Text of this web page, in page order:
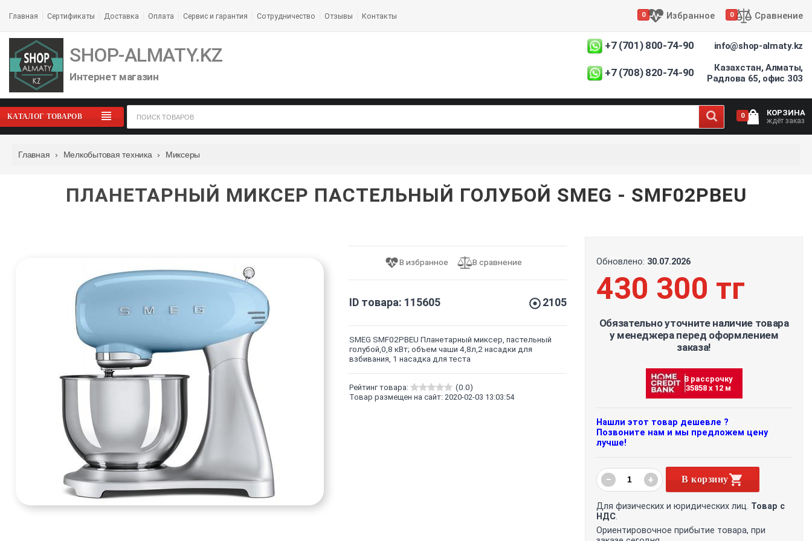
Главная Сертификаты Доставка Оплата Сервис и гарантия Сотрудничество Отзывы Контакты 0 Избранное 0 Сравнение
SHOP-ALMATY.KZ
Интернет магазин
+7 (701) 800-74-90
+7 (708) 820-74-90
info@shop-almaty.kz
Казахстан, Алматы,
Радлова 65, офис 303
КАТАЛОГ ТОВАРОВ 0 КОРЗИНА
ждёт заказ
Главная › Мелкобытовая техника › Миксеры
ПЛАНЕТАРНЫЙ МИКСЕР ПАСТЕЛЬНЫЙ ГОЛУБОЙ SMEG - SMF02PBEU
ID товара: 115605 2105
SMEG SMF02PBEU Планетарный миксер, пастельный
голубой,0,8 кВт; объем чаши 4,8л,2 насадки для
взбивания, 1 насадка для теста
Рейтинг товара:
(0.0)
Товар размещен на сайт: 2020-02-03 13:03:54
Обновлено: 30.07.2026
430 300 тг
Обязательно уточните наличие товара
у менеджера перед оформлением
заказа!
В рассрочку
35858 х 12 м
Нашли этот товар дешевле ?
Позвоните нам и мы предложем цену
лучше!
− + В корзину
Для физических и юридических лиц. Товар с
НДС.
Ориентировочное прибытие товара, при